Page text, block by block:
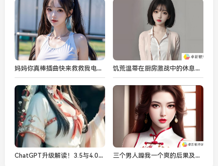
妈妈你真棒插曲快来救救我电影：母爱与音乐交织的感动时刻！ 饥荒温蒂在厨房激战中的休息问题解析：如何让老奶奶成功恢复体力与精神
ChatGPT升级解读！3.5与4.0的差异-如何助力巫师3畅游体验！ 三个男人躁我一个爽的后果及其影响：从健康到心理-全面解析多重性伴侣关系的风险与挑战